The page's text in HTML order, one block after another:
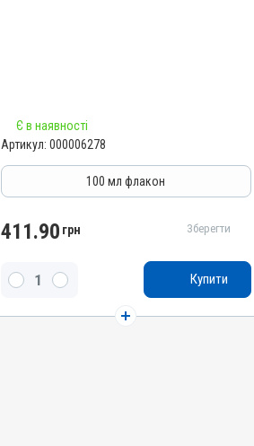
АВ-03133-01-12
Акушерсько-гінекологічні
Розчин
Гіалуронідаза / лідаза
ВРХ, Свині
Є в наявності
Артикул: 000006278
100 мл флакон
411.90 грн Зберегти
Купити